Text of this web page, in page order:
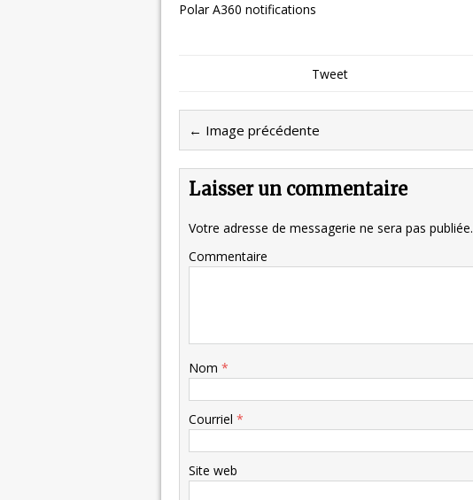
Polar A360 notifications
Tweet
← Image précédente
Laisser un commentaire
Votre adresse de messagerie ne sera pas publiée.
Commentaire
Nom *
Courriel *
Site web